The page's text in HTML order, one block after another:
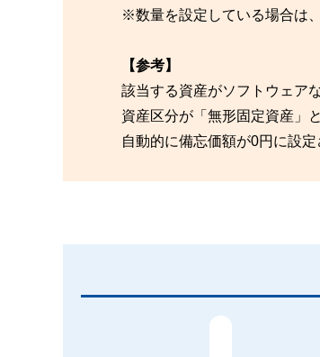
※数量を設定している場合は
【参考】
該当する資産がソフトウェア
資産区分が「無形固定資産」
自動的に備忘価額が0円に設定